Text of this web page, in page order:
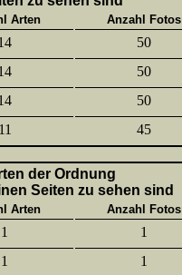
Arten
Anzahl Fotos
50
50
50
11 45
der Ordnung
Seiten zu sehen sind
Arten
Anzahl Fotos
1 1
1 1